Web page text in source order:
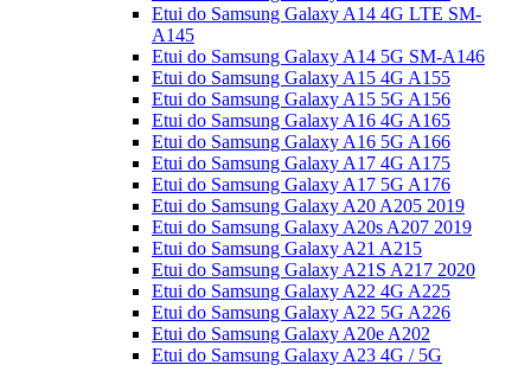
Etui do Samsung Galaxy A14 4G LTE SM-
A145
Etui do Samsung Galaxy A14 5G SM-A146
Etui do Samsung Galaxy A15 4G A155
Etui do Samsung Galaxy A15 5G A156
Etui do Samsung Galaxy A16 4G A165
Etui do Samsung Galaxy A16 5G A166
Etui do Samsung Galaxy A17 4G A175
Etui do Samsung Galaxy A17 5G A176
Etui do Samsung Galaxy A20 A205 2019
Etui do Samsung Galaxy A20s A207 2019
Etui do Samsung Galaxy A21 A215
Etui do Samsung Galaxy A21S A217 2020
Etui do Samsung Galaxy A22 4G A225
Etui do Samsung Galaxy A22 5G A226
Etui do Samsung Galaxy A20e A202
Etui do Samsung Galaxy A23 4G / 5G